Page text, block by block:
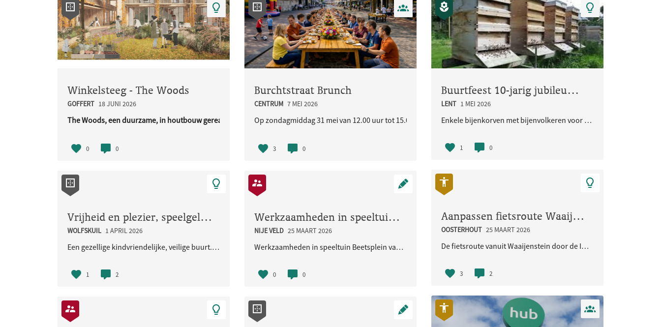
Winkelsteeg - The Woods
GOFFERT 18 JUNI 2026
The Woods, een duurzame, in houtbouw gerealiseerde buurt
0 0
Vrijheid en plezier, speelgelegenheid voor de kinderen en iedereen
WOLFSKUIL 1 APRIL 2026
Een gezellige kindvriendelijke, veilige buurt. Met veel groen en natuurlijke speelaangelegenheden...
1 2
Burchtstraat Brunch
CENTRUM 7 MEI 2026
Op zondagmiddag 31 mei van 12.00 uur tot 15.00 uur staat in de Burchtstraat in N..
3 0
Werkzaamheden in speeltuin Beetsplein vanaf 30 maart 2026
NIJE VELD 25 MAART 2026
Werkzaamheden in speeltuin Beetsplein vanaf 30 maart 2026
0 0
Buurtfeest 10-jarig jubileum Woongemeenschap Eikpunt
LENT 1 MEI 2026
Enkele bijenkorven met bijenvolkeren voor de in sept. 2026 jubilerende Ecologische Woongemeenschap..
1 0
Aanpassen fietsroute Waaijenstein - Imbrexstraat - Terralaan inclusief oversteek busbaan
OOSTERHOUT 25 MAART 2026
De fietsroute vanuit Waaijenstein door de Imbrexstraat naar de Terralaan/busbaan is onduidelijk en..
3 2